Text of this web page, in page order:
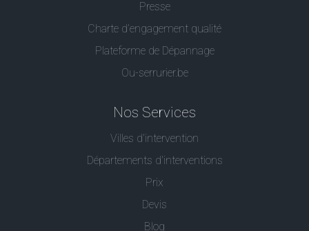
Presse
Charte d’engagement qualité
Plateforme de Dépannage
Ou-serrurier.be
Nos Services
Villes d'intervention
Départements d'interventions
Prix
Devis
Blog